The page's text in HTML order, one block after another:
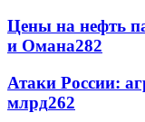
Цены на нефть
и Омана282
Атаки России:
млрд262